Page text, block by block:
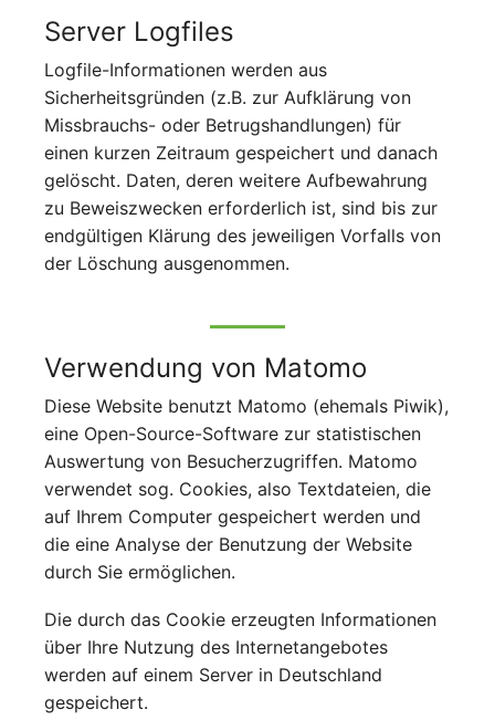
Server Logfiles
Logfile-Informationen werden aus
Sicherheitsgründen (z.B. zur Aufklärung von
Missbrauchs- oder Betrugshandlungen) für
einen kurzen Zeitraum gespeichert und danach
gelöscht. Daten, deren weitere Aufbewahrung
zu Beweiszwecken erforderlich ist, sind bis zur
endgültigen Klärung des jeweiligen Vorfalls von
der Löschung ausgenommen.
Verwendung von Matomo
Diese Website benutzt Matomo (ehemals Piwik),
eine Open-Source-Software zur statistischen
Auswertung von Besucherzugriffen. Matomo
verwendet sog. Cookies, also Textdateien, die
auf Ihrem Computer gespeichert werden und
die eine Analyse der Benutzung der Website
durch Sie ermöglichen.
Die durch das Cookie erzeugten Informationen
über Ihre Nutzung des Internetangebotes
werden auf einem Server in Deutschland
gespeichert.